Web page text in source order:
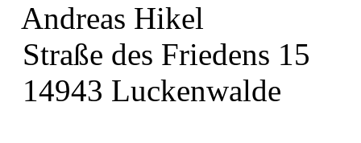
Andreas Hikel
Straße des Friedens 15
14943 Luckenwalde